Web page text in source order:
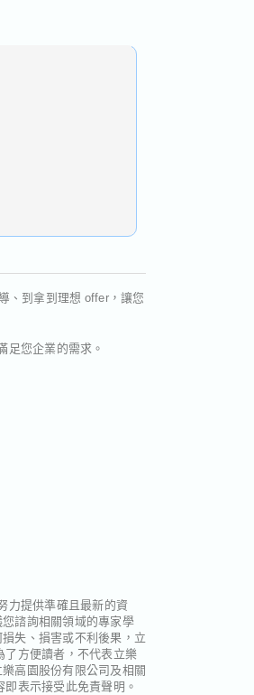
、到拿到理想 offer，讓您
足您企業的需求。
力提供準確且最新的資
諮詢相關領域的專家學
失、損害或不利後果，立
方便讀者，不代表立樂
高園股份有限公司及相關
表示接受此免責聲明。